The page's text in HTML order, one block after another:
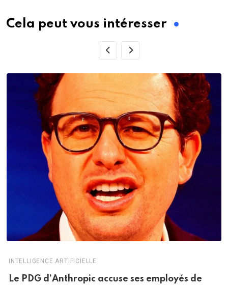
Cela peut vous intéresser
INTELLIGENCE ARTIFICIELLE
Le PDG d’Anthropic accuse ses employés de